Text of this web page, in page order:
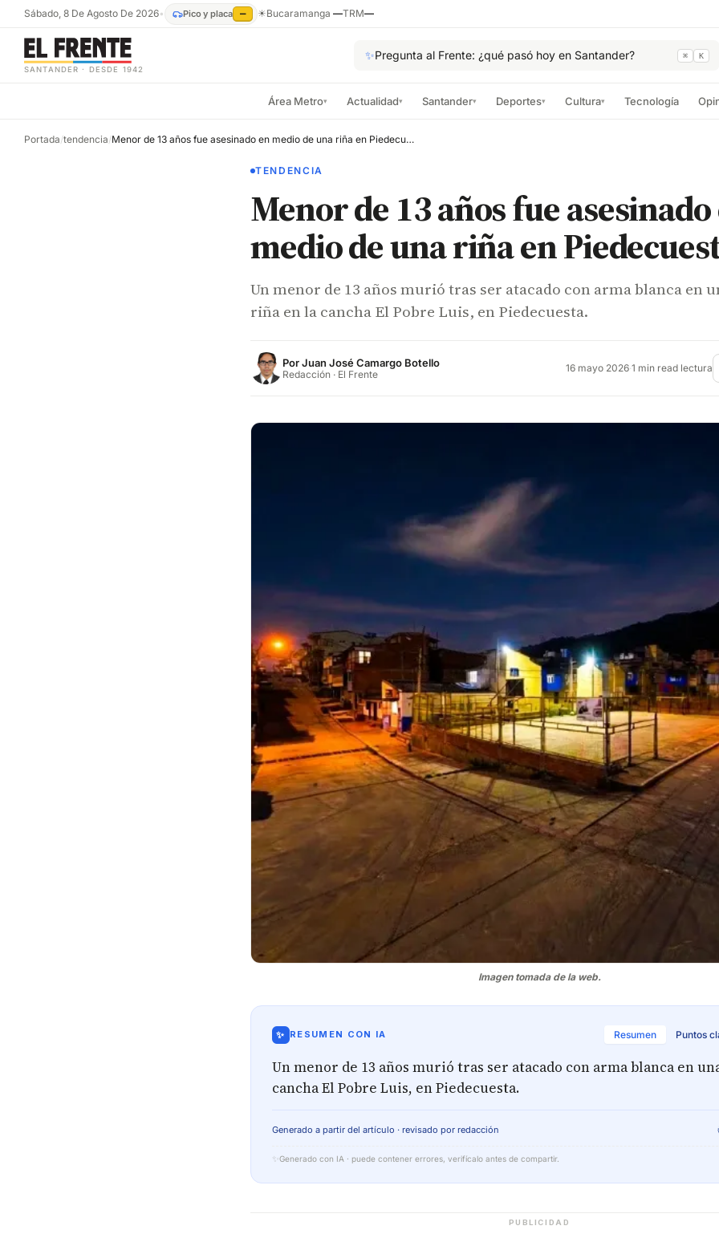
Sábado, 8 De Agosto De 2026• Pico y placa — ☀Bucaramanga—TRM—
SANTANDER · DESDE 1942
✨Pregunta al Frente: ¿qué pasó hoy en Santander? ⌘ K
Área Metro▾ Actualidad▾ Santander▾ Deportes▾ Cultura▾ Tecnología
Portada/tendencia/ Menor de 13 años fue asesinado en medio de una riña en Piedecuesta
TENDENCIA
Menor de 13 años fue
medio de una riña en
Un menor de 13 años murió tras ser atacado con arma blanca en
riña en la cancha El Pobre Luis, en Piedecuesta.
PorJuan José Camargo Botello
Redacción · El Frente 16 mayo 2026·1 min read lectura
Imagen tomada de la web.
✨ RESUMEN CON IA Resumen Puntos
Un menor de 13 años murió tras ser atacado con arma blanca en
cancha El Pobre Luis, en Piedecuesta.
Generado a partir del artículo · revisado por redacción
✨ Generado con IA · puede contener errores, verifícalo antes de compartir.
PUBLICIDAD